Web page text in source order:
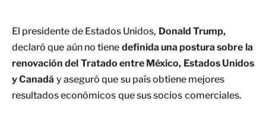
El presidente de Estados Unidos, Donald Trump,
declaró que aún no tiene definida una postura sobre la
renovación del Tratado entre México, Estados Unidos
y Canadá y aseguró que su país obtiene mejores
resultados económicos que sus socios comerciales.